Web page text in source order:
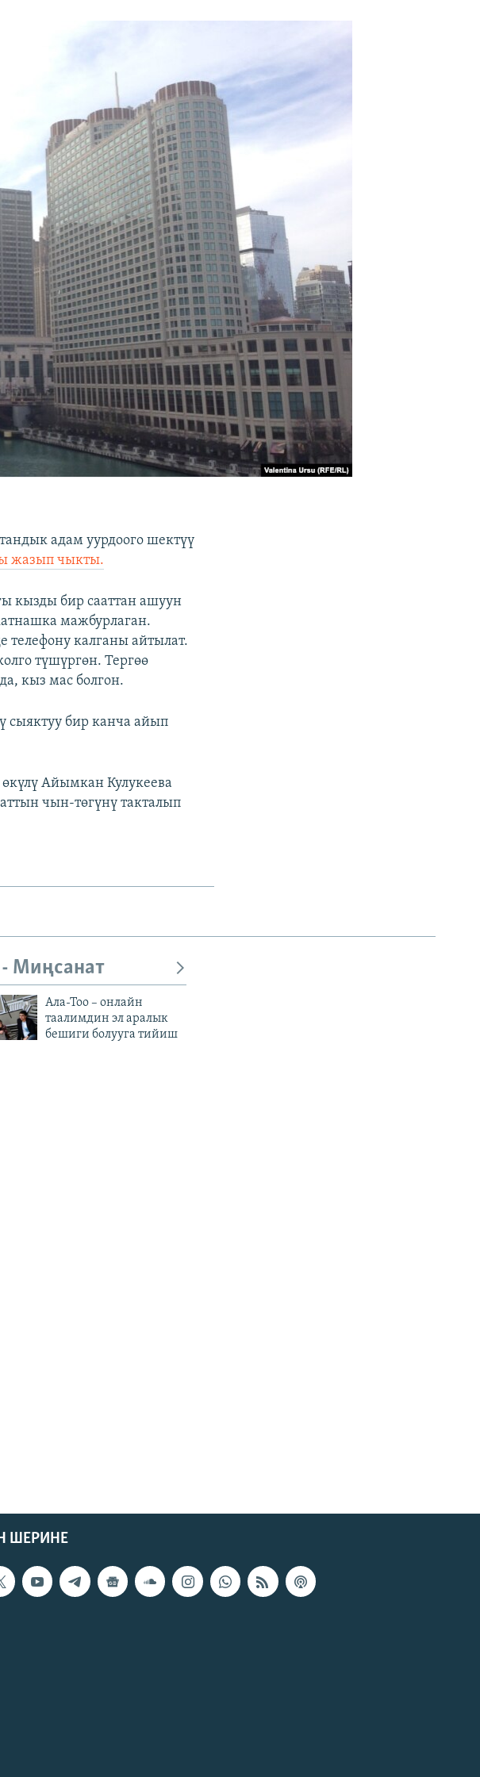
адам уурдоого шектүү
жазып чыкты.
кызды бир сааттан ашуун
мажбурлаган.
калганы айтылат.
түшүргөн. Тергөө
кыз мас болгон.
сыяктуу бир канча айып
Айымкан Кулукеева
чын-төгүнү такталып
- Миңсанат
Ала-Тоо – онлайн
таалимдин эл аралык
бешиги болууга тийиш
ШЕРИНЕ